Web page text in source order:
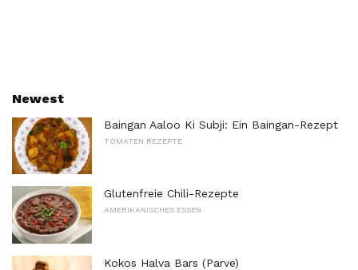
Newest
Baingan Aaloo Ki Subji: Ein Baingan-Rezept
TOMATEN REZEPTE
Glutenfreie Chili-Rezepte
AMERIKANISCHES ESSEN
Kokos Halva Bars (Parve)